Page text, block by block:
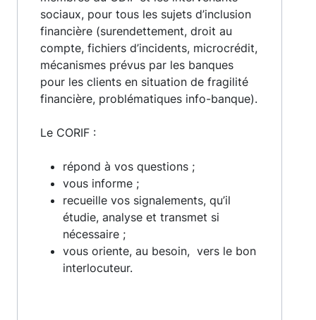
sociaux, pour tous les sujets d’inclusion
financière (surendettement, droit au
compte, fichiers d’incidents, microcrédit,
mécanismes prévus par les banques
pour les clients en situation de fragilité
financière, problématiques info-banque).
Le CORIF :
répond à vos questions ;
vous informe ;
recueille vos signalements, qu’il
étudie, analyse et transmet si
nécessaire ;
vous oriente, au besoin, vers le bon
interlocuteur.